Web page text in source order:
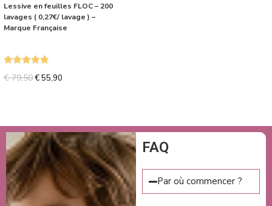
Lessive en feuilles FLOC – 200
lavages ( 0,27€/ lavage ) –
Marque Française
€79,50€55,90
FAQ
Par où commencer ?